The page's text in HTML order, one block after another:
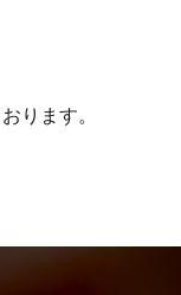
ります。